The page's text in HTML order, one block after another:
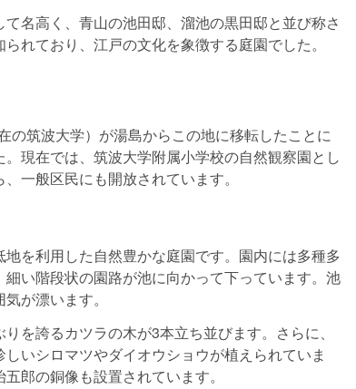
名高く、青山の池田邸、溜池の黒田邸と並び称さ
れており、江戸の文化を象徴する庭園でした。
の筑波大学）が湯島からこの地に移転したことに
現在では、筑波大学附属小学校の自然観察園とし
一般区民にも開放されています。
を利用した自然豊かな庭園です。園内には多種多
い階段状の園路が池に向かって下っています。池
が漂います。
を誇るカツラの木が3本立ち並びます。さらに、
いシロマツやダイオウショウが植えられていま
郎の銅像も設置されています。